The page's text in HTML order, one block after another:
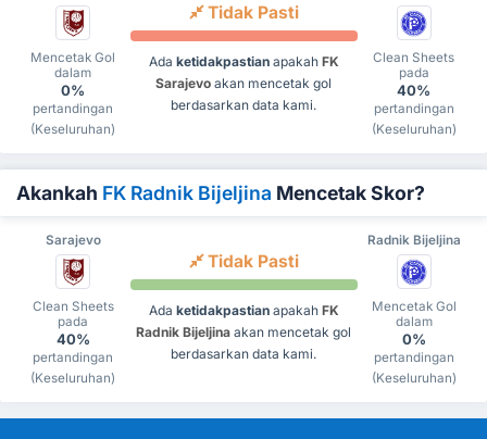
Mencetak Gol
dalam
0%
pertandingan
(Keseluruhan)
Tidak Pasti
Ada ketidakpastianapakah FK
Sarajevo akan mencetak gol
berdasarkan data kami.
Clean Sheets
pada
40%
pertandingan
(Keseluruhan)
Akankah FK Radnik Bijeljina Mencetak Skor?
Sarajevo Radnik Bijeljina
Clean Sheets
pada
40%
pertandingan
(Keseluruhan)
Tidak Pasti
Ada ketidakpastianapakah FK
Radnik Bijeljina akan mencetak gol
berdasarkan data kami.
Mencetak Gol
dalam
0%
pertandingan
(Keseluruhan)